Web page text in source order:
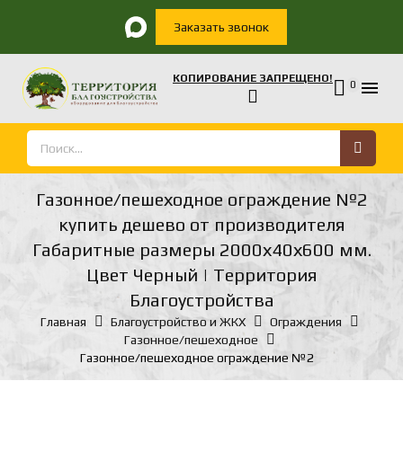
Заказать звонок
КОПИРОВАНИЕ ЗАПРЕЩЕНО! 0 
Газонное/пешеходное ограждение №2
купить дешево от производителя
Габаритные размеры 2000х40х600 мм.
Цвет Черный | Территория
Благоустройства
Главная Благоустройство и ЖКХ
Ограждения
Газонное/пешеходное
Газонное/пешеходное ограждение №2